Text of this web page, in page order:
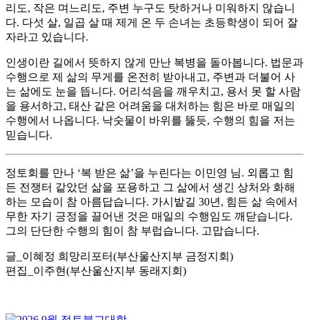
리도, 작은 며느리도, 주변 누구도 탓하거나 미워하지 않습니
다. 다섯 살, 일곱 살 때 제게 온 두 손녀는 초등학생이 되어 잘
자라고 있습니다.
인생이란 길에서 뜻하지 않게 만난 복병을 돌아봅니다. 법문과
수행으로 제 삶의 무게를 온전히 받아내고, 주변과 더불어 사
는 삶에도 눈을 뜹니다. 어리석음을 깨우치고, 용서 못 할 사람
을 용서하고, 태산 같은 어려움을 대처하는 힘은 바로 매일의
수행에서 나옵니다. 낙숫물이 바위를 뚫듯, 수행의 힘을 저는
믿습니다.
정토회를 만나 ‘복 받은 삶’을 누린다는 이민영 님. 외롭고 힘
든 전쟁터 같았던 삶을 포용하고 그 삶에서 생긴 상처와 화해
하는 모습이 참 아름답습니다. 가시밭길 30년, 힘든 삶 속에서
무한 자기 긍정을 끌어낸 것은 매일의 수행임도 깨닫습니다.
그의 단단한 수행의 힘이 참 부럽습니다. 고맙습니다.
글_이혜정 희망리포터(부산울산지부 금정지회)
편집_이주현(부산울산지부 동래지회)